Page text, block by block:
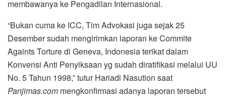
membawanya ke Pengadilan Internasional.
“Bukan cuma ke ICC, Tim Advokasi juga sejak 25
Desember sudah mengirimkan laporan ke Commite
Againts Torture di Geneva, Indonesia terikat dalam
Konvensi Anti Penyiksaan yg sudah diratifikasi melalui UU
No. 5 Tahun 1998,” tutur Hariadi Nasution saat
Panjimas.com mengkonfirmasi adanya laporan tersebut